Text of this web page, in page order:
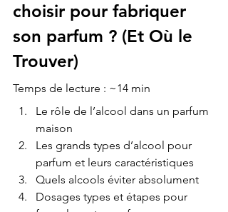
choisir pour fabriquer
son parfum ? (Et Où le
Trouver)
Temps de lecture : ~14 min
Le rôle de l’alcool dans un parfum
maison
Les grands types d’alcool pour
parfum et leurs caractéristiques
Quels alcools éviter absolument
Dosages types et étapes pour